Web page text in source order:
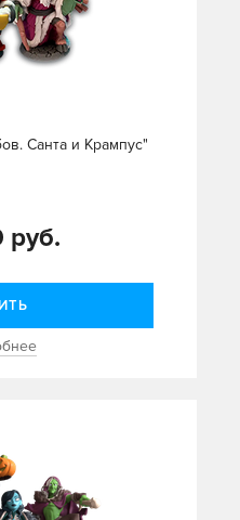
Санта и Крампус"
руб.